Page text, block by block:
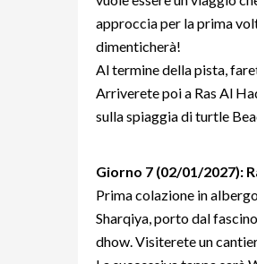
approccia per la prima
dimenticherà!
Al termine della pista,
Arriverete poi a Ras Al
sulla spiaggia di turtle
Giorno 7 (02/01/2027):
Prima colazione in
Sharqiya, porto dal
dhow. Visiterete un